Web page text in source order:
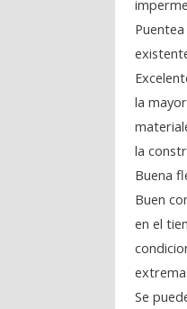
la
la
Buena
Buen
en el
Se